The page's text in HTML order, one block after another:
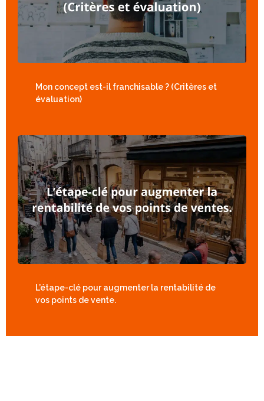
Mon concept est-il franchisable ? (Critères et
évaluation)
L’étape-clé pour augmenter la rentabilité de
vos points de vente.